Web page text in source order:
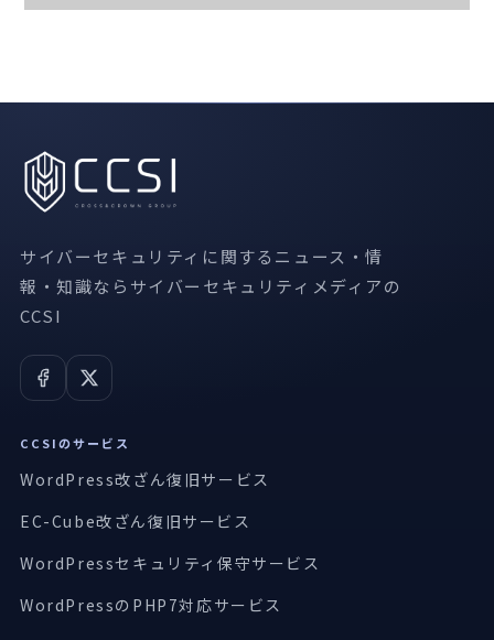
サイバーセキュリティに関するニュース・情
報・知識ならサイバーセキュリティメディアの
CCSI
CCSIのサービス
WordPress改ざん復旧サービス
EC-Cube改ざん復旧サービス
WordPressセキュリティ保守サービス
WordPressのPHP7対応サービス